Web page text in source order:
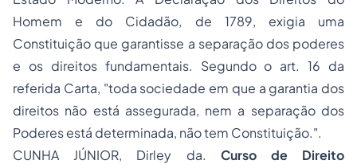
Homem e do Cidadão, de 1789, exigia uma
Constituição que garantisse a separação dos poderes
e os direitos fundamentais. Segundo o art. 16 da
referida Carta, "toda sociedade em que a garantia dos
direitos não está assegurada, nem a separação dos
Poderes está determinada, não tem Constituição.".
CUNHA JÚNIOR, Dirley da. Curso de Direito